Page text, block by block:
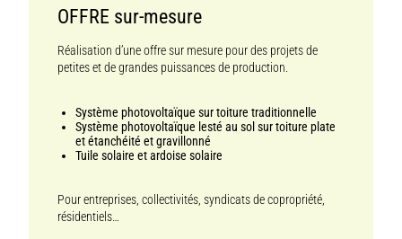
OFFRE sur-mesure
Réalisation d’une offre sur mesure pour des projets de
petites et de grandes puissances de production.
Système photovoltaïque sur toiture traditionnelle
Système photovoltaïque lesté au sol sur toiture plate
et étanchéité et gravillonné
Tuile solaire et ardoise solaire
Pour entreprises, collectivités, syndicats de copropriété,
résidentiels…